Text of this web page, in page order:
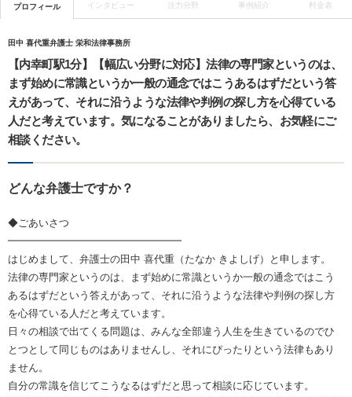
プロフィール インタビュー 注力分野 事例紹介 料金表
田中 喜代重弁護士 栄和法律事務所
【内幸町駅1分】【幅広い分野に対応】法律の専門家というのは、
まず始めに常識というか一般の通念ではこうあるはずだという答
えがあって、それに沿うような法律や判例の探し方を心得ている
人だと考えています。気になることがありましたら、お気軽にご
相談ください。
どんな弁護士ですか？
◆ごあいさつ
━━━━━━━━━━━━━━━━━
はじめまして、弁護士の田中 喜代重（たなか きよしげ）と申します。
法律の専門家というのは、まず始めに常識というか一般の通念ではこう
あるはずだという答えがあって、それに沿うような法律や判例の探し方
を心得ている人だと考えています。
日々の相談で出てくる問題は、みんな全部違う人生を生きているのでひ
とつとして同じものはありませんし、それにぴったりという法律もあり
ません。
自分の常識を信じてこうなるはずだと思って相談に応じています。